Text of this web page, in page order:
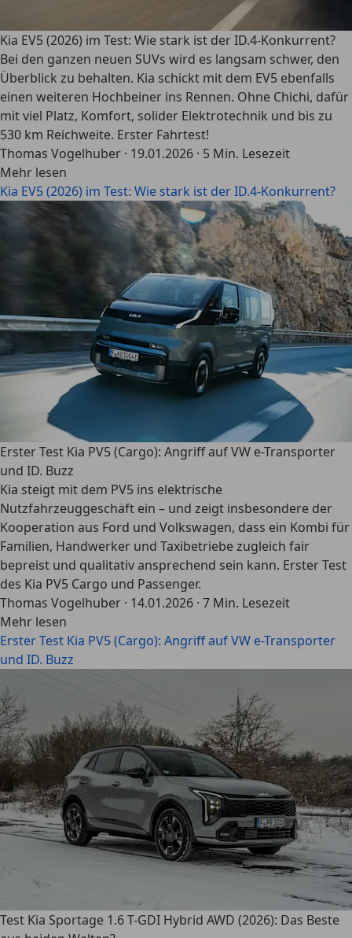
Kia EV5 (2026) im Test: Wie stark ist der ID.4-Konkurrent?
Bei den ganzen neuen SUVs wird es langsam schwer, den
Überblick zu behalten. Kia schickt mit dem EV5 ebenfalls
einen weiteren Hochbeiner ins Rennen. Ohne Chichi, dafür
mit viel Platz, Komfort, solider Elektrotechnik und bis zu
530 km Reichweite. Erster Fahrtest!
Thomas Vogelhuber · 19.01.2026 · 5 Min. Lesezeit
Mehr lesen
Kia EV5 (2026) im Test: Wie stark ist der ID.4-Konkurrent?
Erster Test Kia PV5 (Cargo): Angriff auf VW e-Transporter
und ID. Buzz
Kia steigt mit dem PV5 ins elektrische
Nutzfahrzeuggeschäft ein – und zeigt insbesondere der
Kooperation aus Ford und Volkswagen, dass ein Kombi für
Familien, Handwerker und Taxibetriebe zugleich fair
bepreist und qualitativ ansprechend sein kann. Erster Test
des Kia PV5 Cargo und Passenger.
Thomas Vogelhuber · 14.01.2026 · 7 Min. Lesezeit
Mehr lesen
Erster Test Kia PV5 (Cargo): Angriff auf VW e-Transporter
und ID. Buzz
Test Kia Sportage 1.6 T-GDI Hybrid AWD (2026): Das Beste